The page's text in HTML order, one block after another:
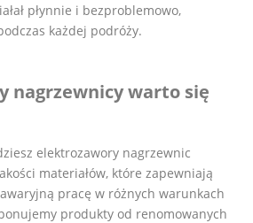
płynnie i bezproblemowo,
każdej podróży.
nagrzewnicy warto się
elektrozawory nagrzewnic
materiałów, które zapewniają
pracę w różnych warunkach
produkty od renomowanych